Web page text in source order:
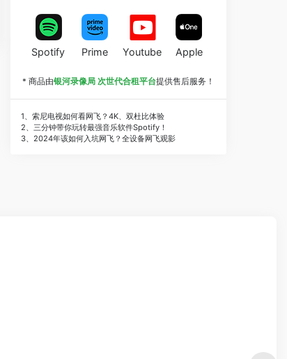
Spotify Prime Youtube Apple
* 商品由银河录像局 次世代合租平台提供售后服务！
1、索尼电视如何看网飞？4K、双杜比体验
2、三分钟带你玩转最强音乐软件Spotify！
3、2024年该如何入坑网飞？全设备网飞观影